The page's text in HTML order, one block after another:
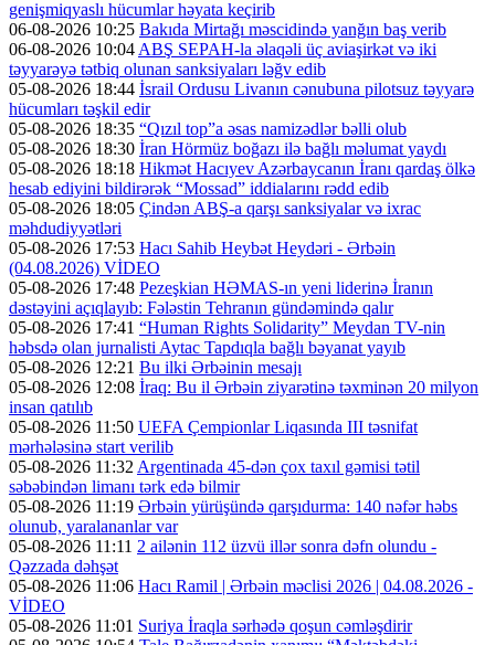
genişmiqyaslı hücumlar həyata keçirib
06-08-2026 10:25 Bakıda Mirtağı məscidində yanğın baş verib
06-08-2026 10:04ABŞ SEPAH-la əlaqəli üç aviaşirkət və iki
təyyarəyə tətbiq olunan sanksiyaları ləğv edib
05-08-2026 18:44 İsrail Ordusu Livanın cənubuna pilotsuz təyyarə
hücumları təşkil edir
05-08-2026 18:35 “Qızıl top”a əsas namizədlər bəlli olub
05-08-2026 18:30 İran Hörmüz boğazı ilə bağlı məlumat yaydı
05-08-2026 18:18 Hikmət Hacıyev Azərbaycanın İranı qardaş ölkə
hesab ediyini bildirərək “Mossad” iddialarını rədd edib
05-08-2026 18:05 Çindən ABŞ-a qarşı sanksiyalar və ixrac
məhdudiyyətləri
05-08-2026 17:53 Hacı Sahib Heybət Heydəri - Ərbəin
(04.08.2026) VİDEO
05-08-2026 17:48 Pezeşkian HƏMAS-ın yeni liderinə İranın
dəstəyini açıqlayıb: Fələstin Tehranın gündəmində qalır
05-08-2026 17:41 “Human Rights Solidarity” Meydan TV-nin
həbsdə olan jurnalisti Aytac Tapdıqla bağlı bəyanat yayıb
05-08-2026 12:21 Bu ilki Ərbəinin mesajı
05-08-2026 12:08 İraq: Bu il Ərbəin ziyarətinə təxminən 20 milyon
insan qatılıb
05-08-2026 11:50 UEFA Çempionlar Liqasında III təsnifat
mərhələsinə start verilib
05-08-2026 11:32Argentinada 45-dən çox taxıl gəmisi tətil
səbəbindən limanı tərk edə bilmir
05-08-2026 11:19 Ərbəin yürüşündə qarşıdurma: 140 nəfər həbs
olunub, yaralananlar var
05-08-2026 11:11 2 ailənin 112 üzvü illər sonra dəfn olundu -
Qəzzada dəhşət
05-08-2026 11:06 Hacı Ramil | Ərbəin məclisi 2026 | 04.08.2026 -
VİDEO
05-08-2026 11:01 Suriya İraqla sərhədə qoşun cəmləşdirir